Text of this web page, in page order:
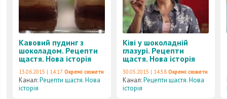
Кавовий пудинг з
шоколадом. Рецепти
щастя. Нова історія
13.06.2015 | 14:17 Окремі сюжети
Канал:Рецепти щастя. Нова
історія
Ківі у шоколадній
глазурі. Рецепти
щастя. Нова історія
30.05.2015 | 14:58 Окремі сюжети
Канал:Рецепти щастя. Нова
історія